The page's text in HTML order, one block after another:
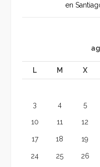
en
L M X
3 4 5
10 11 12
17 18 19
24 25 26